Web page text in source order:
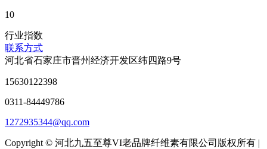
10
行业指数
联系方式
河北省石家庄市晋州经济开发区纬四路9号
15630122398
0311-84449786
1272935344@qq.com
Copyright © 河北九五至尊VI老品牌纤维素有限公司版权所有 |